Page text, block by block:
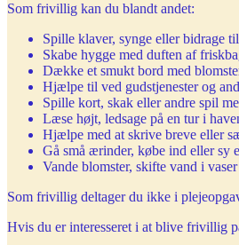
Som frivillig kan du blandt andet:
Spille klaver, synge eller bidrage
Skabe hygge med duften af
Dække et smukt bord med
Hjælpe til ved gudstjenester og
Spille kort, skak eller andre spil
Læse højt, ledsage på en tur i
Hjælpe med at skrive breve eller
Gå små ærinder, købe ind eller sy
Vande blomster, skifte vand i
Som frivillig deltager du ikke i
Hvis du er interesseret i at blive frivillig